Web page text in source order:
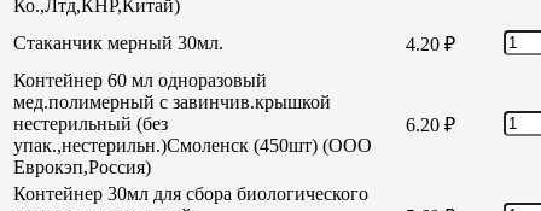
Ко.,Лтд,КНР,Китай)
Стаканчик мерный 30мл. 4.20 ₽
Контейнер 60 мл одноразовый
мед.полимерный с завинчив.крышкой
нестерильный (без
упак.,нестерильн.)Смоленск (450шт) (ООО
Еврокэп,Россия)
6.20 ₽
Контейнер 30мл для сбора биологического